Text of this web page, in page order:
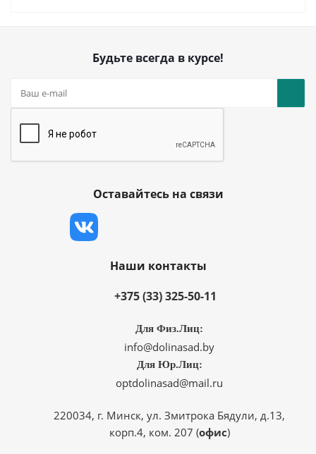
Будьте всегда в курсе!
Оставайтесь на связи
Наши контакты
+375 (33) 325-50-11
Для Физ.Лиц:
info@dolinasad.by
Для Юр.Лиц:
optdolinasad@mail.ru
220034, г. Минск, ул. Змитрока Бядули, д.13,
корп.4, ком. 207 (офис)